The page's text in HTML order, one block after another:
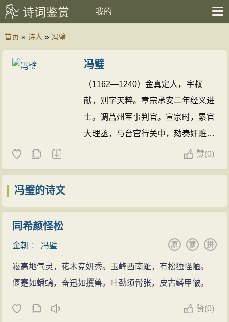
诗词鉴赏 我的
首页 » 诗人 » 冯璧
冯璧
（1162—1240）金真定人，字叔
献，别字天粹。章宗承安二年经义进
士。调莒州军事判官。宣宗时，累官
大理丞，与台官行关中，劾奏奸赃之
尤者十数人。总帅牙吾搭违制纵掠，
赞(0)
冯璧的诗文
同希颜怪松
金朝 ： 冯璧 拼
繁
原
崧高地气灵，花木竞妍秀。玉峰西南趾，有松独怪陋。
偃蹇如蟠螭，奋迅如攫兽。叶劲须髯张，皮古鳞甲皱。
赞(0)